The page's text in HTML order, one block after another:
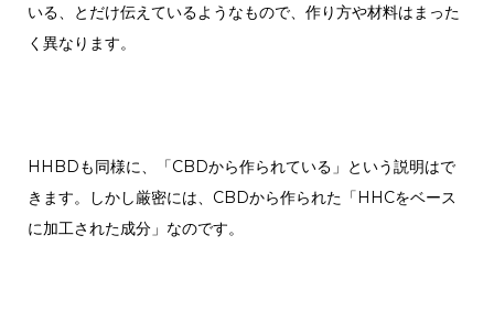
いる、とだけ伝えているようなもので、作り方や材料はまった
く異なります。
HHBDも同様に、「CBDから作られている」という説明はで
きます。しかし厳密には、CBDから作られた「HHCをベース
に加工された成分」なのです。